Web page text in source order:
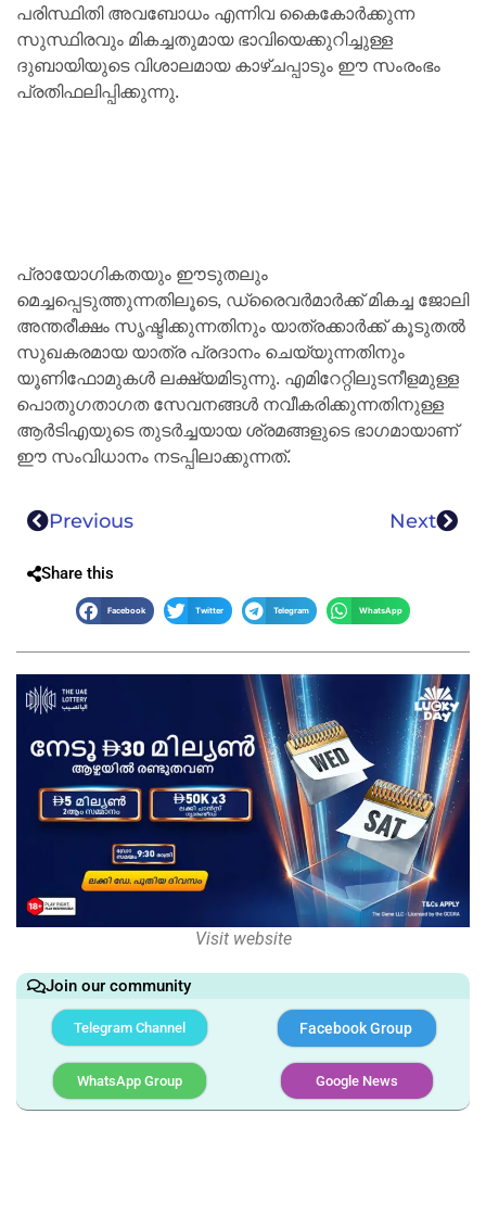
പരിസ്ഥിതി അവബോധം എന്നിവ കൈകോർക്കുന്ന
സുസ്ഥിരവും മികച്ചതുമായ ഭാവിയെക്കുറിച്ചുള്ള
ദുബായിയുടെ വിശാലമായ കാഴ്ചപ്പാടും ഈ സംരംഭം
പ്രതിഫലിപ്പിക്കുന്നു.
പ്രായോഗികതയും ഈടുതലും
മെച്ചപ്പെടുത്തുന്നതിലൂടെ, ഡ്രൈവർമാർക്ക് മികച്ച ജോലി
അന്തരീക്ഷം സൃഷ്ടിക്കുന്നതിനും യാത്രക്കാർക്ക് കൂടുതൽ
സുഖകരമായ യാത്ര പ്രദാനം ചെയ്യുന്നതിനും
യൂണിഫോമുകൾ ലക്ഷ്യമിടുന്നു. എമിറേറ്റിലുടനീളമുള്ള
പൊതുഗതാഗത സേവനങ്ങൾ നവീകരിക്കുന്നതിനുള്ള
ആർ‌ടി‌എയുടെ തുടർച്ചയായ ശ്രമങ്ങളുടെ ഭാഗമായാണ്
ഈ സംവിധാനം നടപ്പിലാക്കുന്നത്.
Previous Next
Share this
Facebook Twitter Telegram WhatsApp
Visit website
Join our community
Telegram Channel Facebook Group
WhatsApp Group Google News